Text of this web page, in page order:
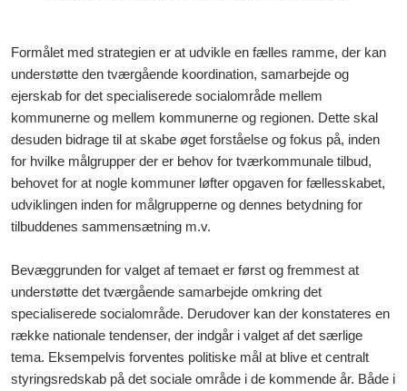
Formålet med strategien er at udvikle en fælles ramme, der kan
understøtte den tværgående koordination, samarbejde og
ejerskab for det specialiserede socialområde mellem
kommunerne og mellem kommunerne og regionen. Dette skal
desuden bidrage til at skabe øget forståelse og fokus på, inden
for hvilke målgrupper der er behov for tværkommunale tilbud,
behovet for at nogle kommuner løfter opgaven for fællesskabet,
udviklingen inden for målgrupperne og dennes betydning for
tilbuddenes sammensætning m.v.
Bevæggrunden for valget af temaet er først og fremmest at
understøtte det tværgående samarbejde omkring det
specialiserede socialområde. Derudover kan der konstateres en
række nationale tendenser, der indgår i valget af det særlige
tema. Eksempelvis forventes politiske mål at blive et centralt
styringsredskab på det sociale område i de kommende år. Både i